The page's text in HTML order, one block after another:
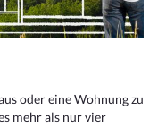
oder eine Wohnung zu
mehr als nur vier